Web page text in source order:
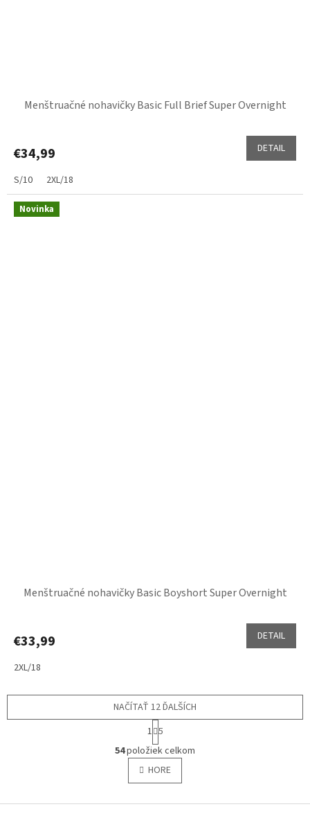
Menštruačné nohavičky Basic Full Brief Super Overnight
€34,99 DETAIL
S/10 2XL/18
Novinka
Menštruačné nohavičky Basic Boyshort Super Overnight
€33,99 DETAIL
2XL/18
O
v
l
á
NAČÍTAŤ 12 ĎALŠÍCH
S
t
r
á
n
k
v
1 5
54položiek celkom
HORE
Z